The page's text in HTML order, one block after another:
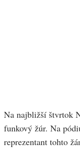
Na najbližší štvrtok
funkový žúr. Na
reprezentant tohto